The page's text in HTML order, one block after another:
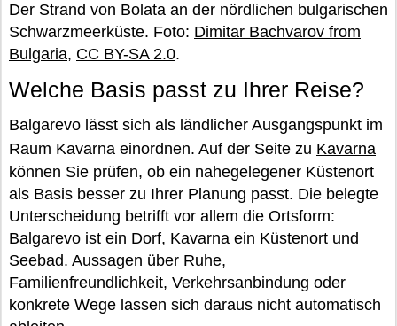
Der Strand von Bolata an der nördlichen bulgarischen
Schwarzmeerküste. Foto: Dimitar Bachvarov from
Bulgaria, CC BY-SA 2.0.
Welche Basis passt zu Ihrer Reise?
Balgarevo lässt sich als ländlicher Ausgangspunkt im
Raum Kavarna einordnen. Auf der Seite zu Kavarna
können Sie prüfen, ob ein nahegelegener Küstenort
als Basis besser zu Ihrer Planung passt. Die belegte
Unterscheidung betrifft vor allem die Ortsform:
Balgarevo ist ein Dorf, Kavarna ein Küstenort und
Seebad. Aussagen über Ruhe,
Familienfreundlichkeit, Verkehrsanbindung oder
konkrete Wege lassen sich daraus nicht automatisch